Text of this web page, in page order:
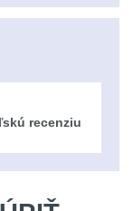
recenziu